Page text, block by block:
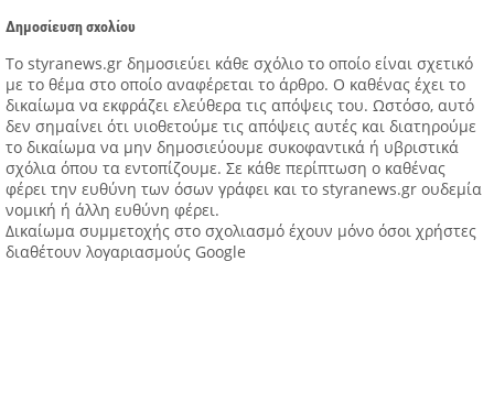
Δημοσίευση σχολίου
Tο styranews.gr δημοσιεύει κάθε σχόλιο το οποίο είναι σχετικό
με το θέμα στο οποίο αναφέρεται το άρθρο. Ο καθένας έχει το
δικαίωμα να εκφράζει ελεύθερα τις απόψεις του. Ωστόσο, αυτό
δεν σημαίνει ότι υιοθετούμε τις απόψεις αυτές και διατηρούμε
το δικαίωμα να μην δημοσιεύουμε συκοφαντικά ή υβριστικά
σχόλια όπου τα εντοπίζουμε. Σε κάθε περίπτωση ο καθένας
φέρει την ευθύνη των όσων γράφει και το styranews.gr ουδεμία
νομική ή άλλη ευθύνη φέρει.
Δικαίωμα συμμετοχής στο σχολιασμό έχουν μόνο όσοι χρήστες
διαθέτουν λογαριασμούς Google